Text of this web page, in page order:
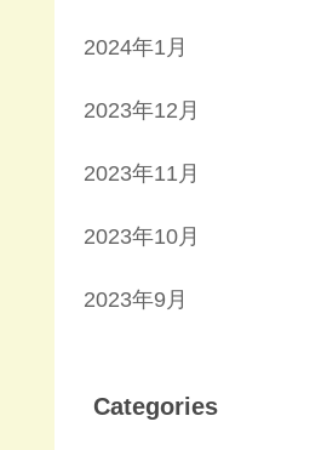
2024年1月
2023年12月
2023年11月
2023年10月
2023年9月
Categories